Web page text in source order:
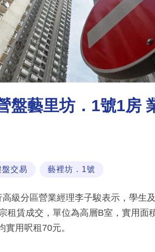
盤藝里坊．1號1房
盤交易 藝裡坊．1號
級分區營業經理李子駿表示，學生
租賃成交，單位為高層B室，實用面
實用呎租70元。